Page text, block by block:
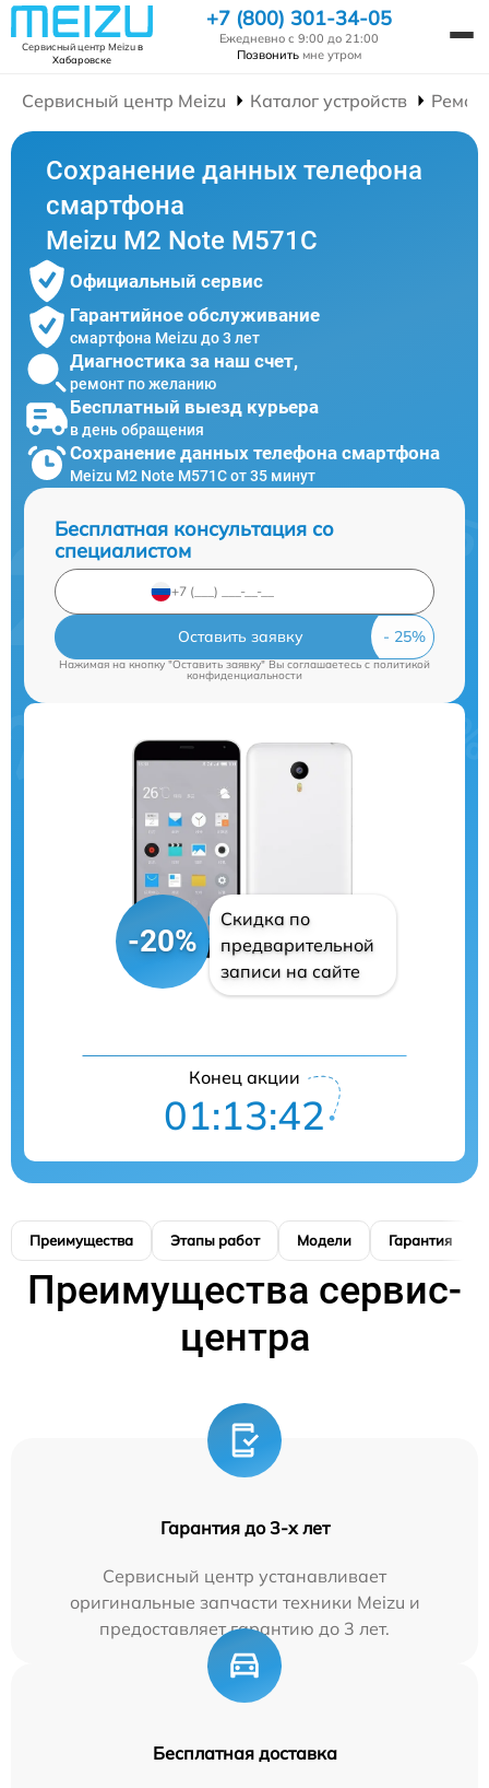
Сервисный центр Meizuв
Хабаровске
+7 (800) 301-34-05
Ежедневно с 9:00 до 21:00
Позвонить мне утром
Сервисный центр Meizu Каталог устройств
Сохранение данных телефона
смартфона
Meizu M2 Note M571C
Официальный сервис
Гарантийное обслуживание
смартфона Meizu до 3 лет
Диагностика за наш счет,
ремонт по желанию
Бесплатный выезд курьера
в день обращения
Сохранение данных телефона смартфона
Meizu M2 Note M571C от 35 минут
Бесплатная консультация со
специалистом
Оставить заявку
Нажимая на кнопку "Оставить заявку" Вы соглашаетесь cполитикой
конфиденциальности
-20%
Скидка по
предварительной
записи на сайте
Конец акции
01:13:41
Преимущества Этапы работ Модели Гарантия
Преимущества сервис-
центра
Гарантия до 3-х лет
Сервисный центр устанавливает
оригинальные запчасти техники Meizu и
предоставляет гарантию до 3 лет.
Бесплатная доставка